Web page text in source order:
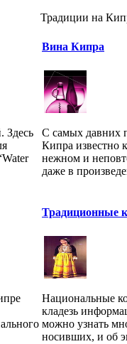
Здесь
Традиции на
Вина Кипра
С самых давних
Кипра известно
нежном и
даже в
Традиционные
Национальные
кладезь
можно узнать
носивших, и об